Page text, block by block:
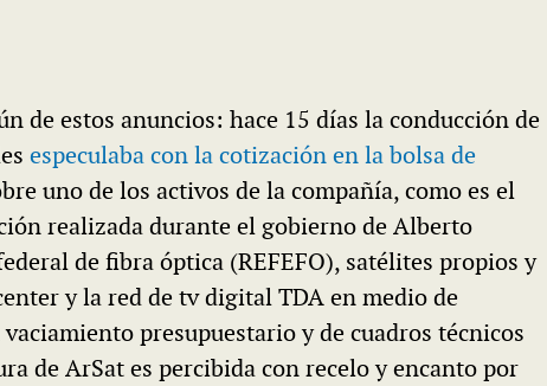
de estos anuncios: hace 15 días la conducción de
especulaba con la cotización en la bolsa de
uno de los activos de la compañía, como es el
realizada durante el gobierno de Alberto
de fibra óptica (REFEFO), satélites propios y
y la red de tv digital TDA en medio de
presupuestario y de cuadros técnicos
de ArSat es percibida con recelo y encanto por